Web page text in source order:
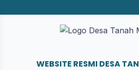
WEBSITE RESMI DESA